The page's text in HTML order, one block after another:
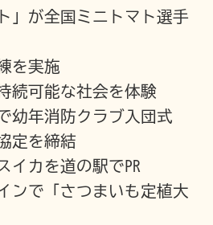
」が全国ミニトマト選手
を実施
続可能な社会を体験
幼年消防クラブ入団式
定を締結
イカを道の駅でPR
ンで「さつまいも定植大